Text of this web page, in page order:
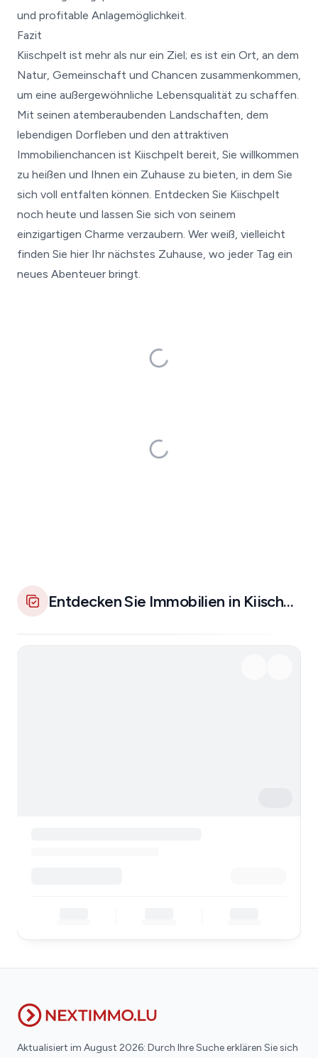
und profitable Anlagemöglichkeit.
Fazit
Kiischpelt ist mehr als nur ein Ziel; es ist ein Ort, an dem
Natur, Gemeinschaft und Chancen zusammenkommen,
um eine außergewöhnliche Lebensqualität zu schaffen.
Mit seinen atemberaubenden Landschaften, dem
lebendigen Dorfleben und den attraktiven
Immobilienchancen ist Kiischpelt bereit, Sie willkommen
zu heißen und Ihnen ein Zuhause zu bieten, in dem Sie
sich voll entfalten können. Entdecken Sie Kiischpelt
noch heute und lassen Sie sich von seinem
einzigartigen Charme verzaubern. Wer weiß, vielleicht
finden Sie hier Ihr nächstes Zuhause, wo jeder Tag ein
neues Abenteuer bringt.
Entdecken Sie Immobilien in Kiischpelt
Aktualisiert im August 2026: Durch Ihre Suche erklären Sie sich